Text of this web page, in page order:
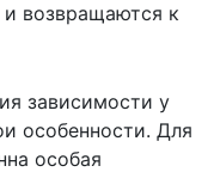
возвращаются к
зависимости у
особенности. Для
особая